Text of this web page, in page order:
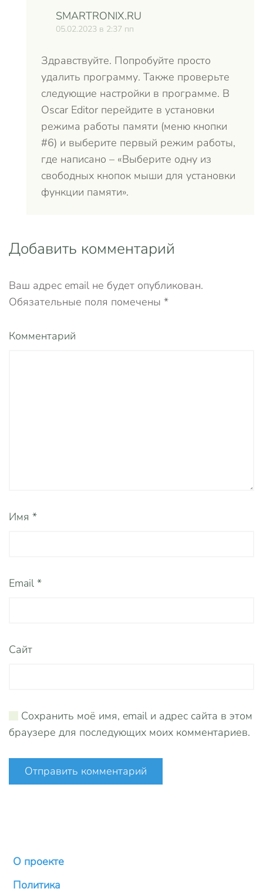
SMARTRONIX.RU
05.02.2023 в 2:37 пп
Здравствуйте. Попробуйте просто
удалить программу. Также проверьте
следующие настройки в программе. В
Oscar Editor перейдите в установки
режима работы памяти (меню кнопки
#6) и выберите первый режим работы,
где написано – «Выберите одну из
свободных кнопок мыши для установки
функции памяти».
Добавить комментарий
Ваш адрес email не будет опубликован.
Обязательные поля помечены *
Комментарий
Имя *
Email *
Сайт
Сохранить моё имя, email и адрес сайта в этом
браузере для последующих моих комментариев.
Отправить комментарий
О проекте
Политика